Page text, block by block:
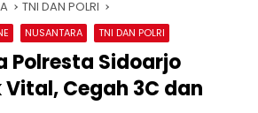
TNI DAN POLRI
NUSANTARA TNI DAN POLRI
Polresta Sidoarjo
Cegah 3C dan